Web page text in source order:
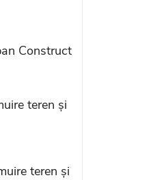
Construct
teren și
teren și